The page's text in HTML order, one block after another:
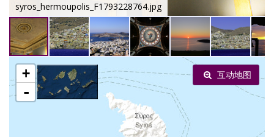
syros_hermoupolis_F1793228764.jpg
+
-
互动地图